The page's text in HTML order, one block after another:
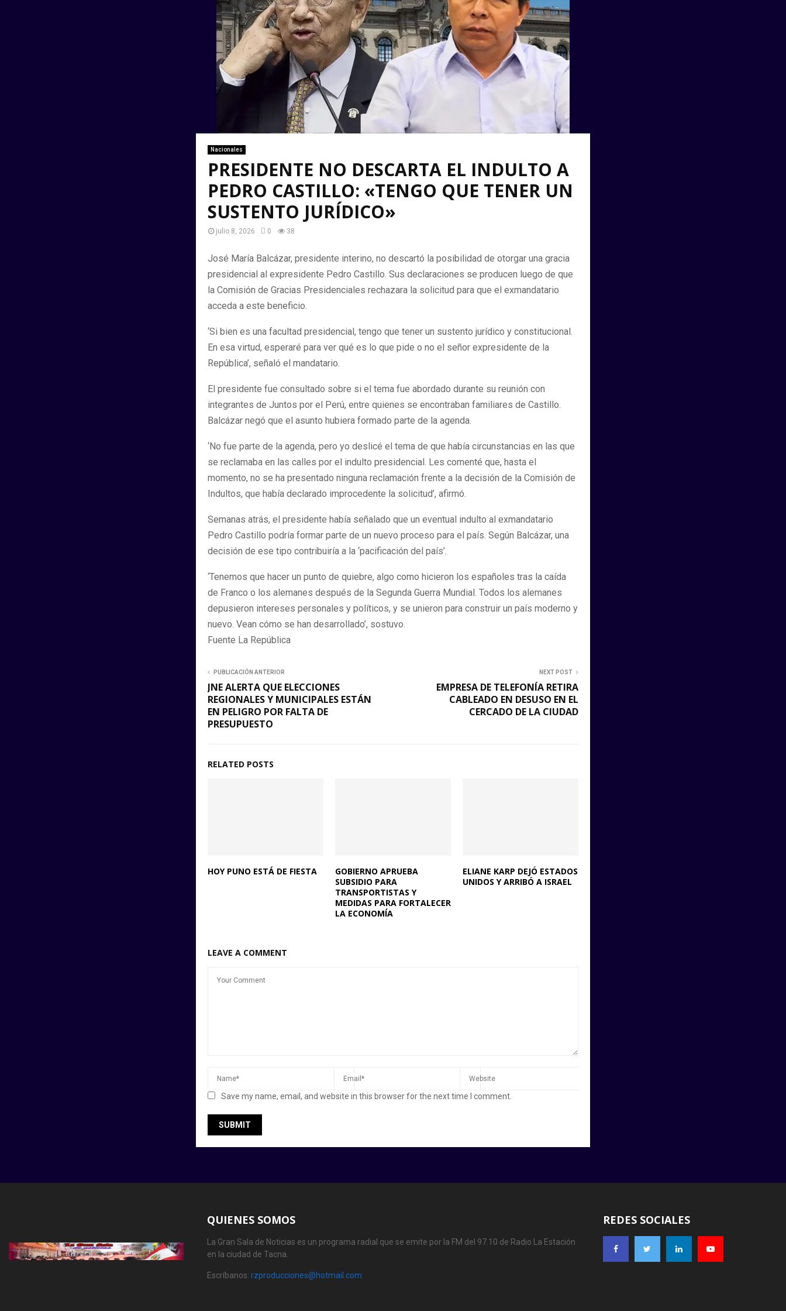
Nacionales
PRESIDENTE NO DESCARTA EL INDULTO A
PEDRO CASTILLO: «TENGO QUE TENER UN
SUSTENTO JURÍDICO»
julio 8, 2026 0 38
José María Balcázar, presidente interino, no descartó la posibilidad de otorgar una gracia
presidencial al expresidente Pedro Castillo. Sus declaraciones se producen luego de que
la Comisión de Gracias Presidenciales rechazara la solicitud para que el exmandatario
acceda a este beneficio.
‘Si bien es una facultad presidencial, tengo que tener un sustento jurídico y constitucional.
En esa virtud, esperaré para ver qué es lo que pide o no el señor expresidente de la
República’, señaló el mandatario.
El presidente fue consultado sobre si el tema fue abordado durante su reunión con
integrantes de Juntos por el Perú, entre quienes se encontraban familiares de Castillo.
Balcázar negó que el asunto hubiera formado parte de la agenda.
‘No fue parte de la agenda, pero yo deslicé el tema de que había circunstancias en las que
se reclamaba en las calles por el indulto presidencial. Les comenté que, hasta el
momento, no se ha presentado ninguna reclamación frente a la decisión de la Comisión de
Indultos, que había declarado improcedente la solicitud’, afirmó.
Semanas atrás, el presidente había señalado que un eventual indulto al exmandatario
Pedro Castillo podría formar parte de un nuevo proceso para el país. Según Balcázar, una
decisión de ese tipo contribuiría a la ‘pacificación del país’.
‘Tenemos que hacer un punto de quiebre, algo como hicieron los españoles tras la caída
de Franco o los alemanes después de la Segunda Guerra Mundial. Todos los alemanes
depusieron intereses personales y políticos, y se unieron para construir un país moderno y
nuevo. Vean cómo se han desarrollado’, sostuvo.
Fuente La República
PUBLICACIÓN ANTERIOR
JNE ALERTA QUE ELECCIONES
REGIONALES Y MUNICIPALES ESTÁN
EN PELIGRO POR FALTA DE
PRESUPUESTO
NEXT POST
EMPRESA DE TELEFONÍA RETIRA
CABLEADO EN DESUSO EN EL
CERCADO DE LA CIUDAD
RELATED POSTS
HOY PUNO ESTÁ DE FIESTA
GOBIERNO APRUEBA
SUBSIDIO PARA
TRANSPORTISTAS Y
MEDIDAS PARA FORTALECER
LA ECONOMÍA
ELIANE KARP DEJÓ ESTADOS
UNIDOS Y ARRIBÓ A ISRAEL
LEAVE A COMMENT
Save my name, email, and website in this browser for the next time I comment.
QUIENES SOMOS
La Gran Sala de Noticias es un programa radial que se emite por la FM del 97.10 de Radio La Estación
en la ciudad de Tacna.
Escríbanos: rzproducciones@hotmail.com
REDES SOCIALES